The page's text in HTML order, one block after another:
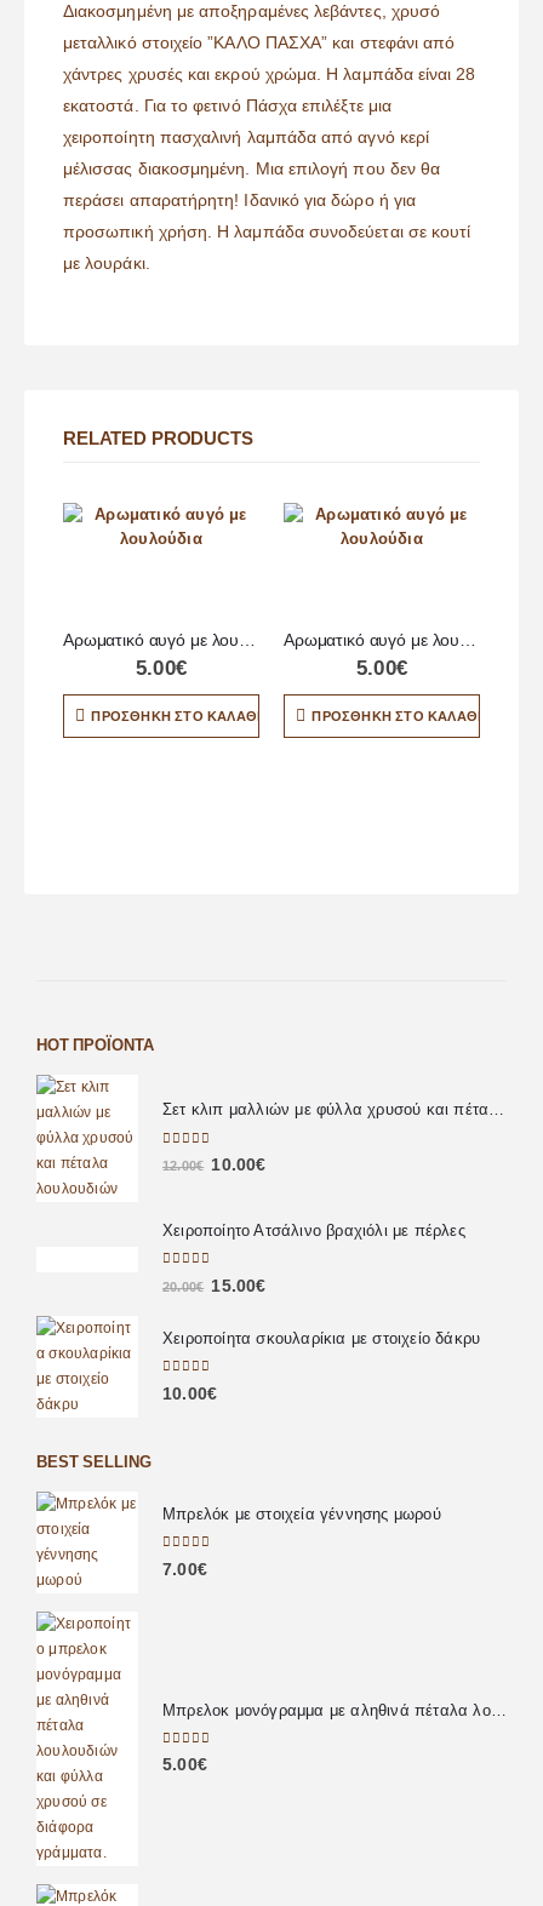
Διακοσμημένη με αποξηραμένες λεβάντες, χρυσό
μεταλλικό στοιχείο ”ΚΑΛΟ ΠΑΣΧΑ” και στεφάνι από
χάντρες χρυσές και εκρού χρώμα. Η λαμπάδα είναι 28
εκατοστά. Για το φετινό Πάσχα επιλέξτε μια
χειροποίητη πασχαλινή λαμπάδα από αγνό κερί
μέλισσας διακοσμημένη. Μια επιλογή που δεν θα
περάσει απαρατήρητη! Ιδανικό για δώρο ή για
προσωπική χρήση. Η λαμπάδα συνοδεύεται σε κουτί
με λουράκι.
RELATED PRODUCTS
5.00€
ΠΡΟΣΘΉΚΗ ΣΤΟ ΚΑΛΆΘΙ
5.00€
ΠΡΟΣΘΉΚΗ ΣΤΟ ΚΑΛΆΘΙ
HOT ΠΡΟΪΌΝΤΑ
Σετ κλιπ μαλλιών με φύλλα χρυσού και πέταλα λουλουδιών
out of 5
12.00€ 10.00€
Χειροποίητο Ατσάλινο βραχιόλι με πέρλες
out of 5
20.00€ 15.00€
Χειροποίητα σκουλαρίκια με στοιχείο δάκρυ
0 out of 5
10.00€
BEST SELLING
Μπρελόκ με στοιχεία γέννησης μωρού
0out of 5
7.00€
Μπρελοκ μονόγραμμα με αληθινά πέταλα λουλουδιών
0 out of 5
5.00€